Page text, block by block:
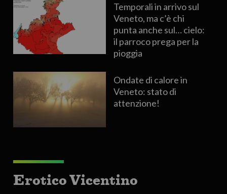
Temporali in arrivo sul
Veneto, ma c’è chi
punta anche sul… cielo:
il parroco prega per la
pioggia
Ondate di calore in
Veneto: stato di
attenzione!
Erotico Vicentino